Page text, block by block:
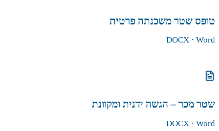
טופס שטר משכנתה פרטית
DOCX · Word
שטר מכר – הגשה ידנית ומקוונת
DOCX · Word